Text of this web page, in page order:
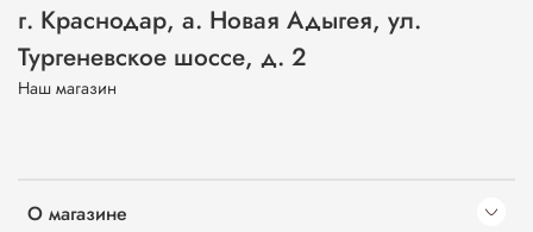
О магазине
г. Краснодар, а. Новая Адыгея, ул.
Тургеневское шоссе, д. 2
Наш магазин